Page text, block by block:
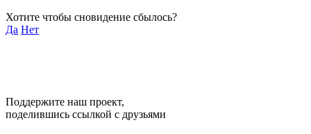
Хотите чтобы сновидение сбылось?
Да Нет
Поддержите наш проект,
поделившись ссылкой с друзьями